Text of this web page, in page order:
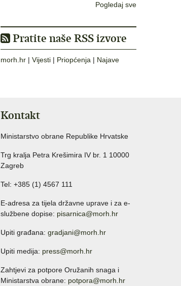
Pogledaj sve
Pratite naše RSS izvore
morh.hr | Vijesti | Priopćenja | Najave
Kontakt
Ministarstvo obrane Republike Hrvatske
Trg kralja Petra Krešimira IV br. 1 10000
Zagreb
Tel: +385 (1) 4567 111
E-adresa za tijela državne uprave i za e-
službene dopise: pisarnica@morh.hr
Upiti građana: gradjani@morh.hr
Upiti medija: press@morh.hr
Zahtjevi za potpore Oružanih snaga i
Ministarstva obrane: potpora@morh.hr